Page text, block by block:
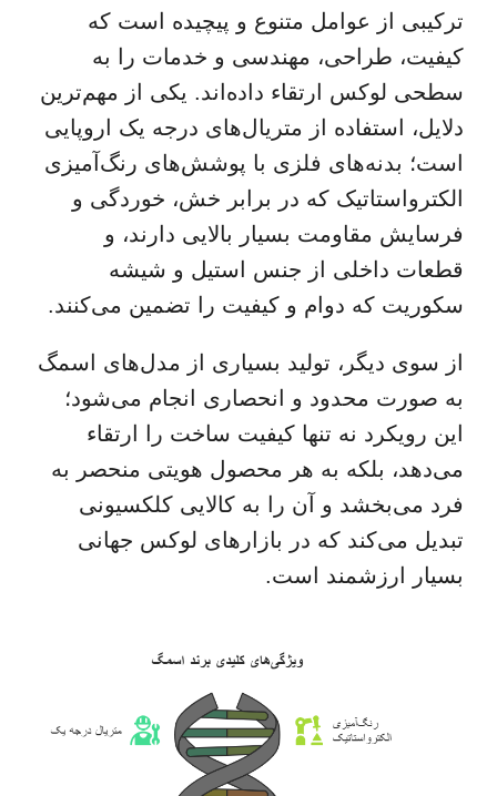
ترکیبی از عوامل متنوع و پیچیده است که
کیفیت، طراحی، مهندسی و خدمات را به
سطحی لوکس ارتقاء داده‌اند. یکی از مهم‌ترین
دلایل،
استفاده از متریال‌های درجه یک اروپایی
است؛ بدنه‌های فلزی با پوشش‌های رنگ‌آمیزی
الکترواستاتیک که در برابر خش، خوردگی و
فرسایش مقاومت بسیار بالایی دارند، و
قطعات داخلی از جنس استیل و شیشه
سکوریت که دوام و کیفیت را تضمین می‌کنند.
از سوی دیگر، تولید بسیاری از مدل‌های اسمگ
به صورت محدود و انحصاری انجام می‌شود؛
این رویکرد نه تنها کیفیت ساخت را ارتقاء
می‌دهد، بلکه به هر محصول هویتی منحصر به
فرد می‌بخشد و آن را به کالایی کلکسیونی
تبدیل می‌کند که در بازارهای لوکس جهانی
بسیار ارزشمند است.